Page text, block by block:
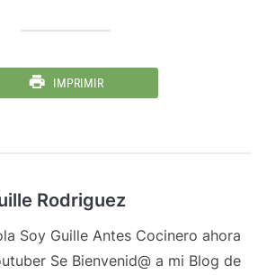
IMPRIMIR
Rodriguez
Soy Guille Antes Cocinero ahora
Se Bienvenid@ a mi Blog de